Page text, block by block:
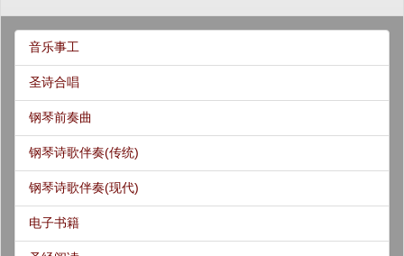
音乐事工
圣诗合唱
钢琴前奏曲
钢琴诗歌伴奏(传统)
钢琴诗歌伴奏(现代)
电子书籍